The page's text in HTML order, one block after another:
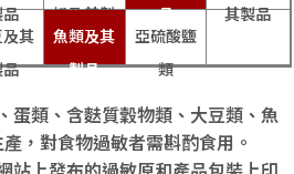
奶及其製
品
品
其製品
其
魚類及其
製品
亞硫酸鹽
類
蛋類、含麩質穀物類、大豆類、魚
，對食物過敏者需斟酌食用。